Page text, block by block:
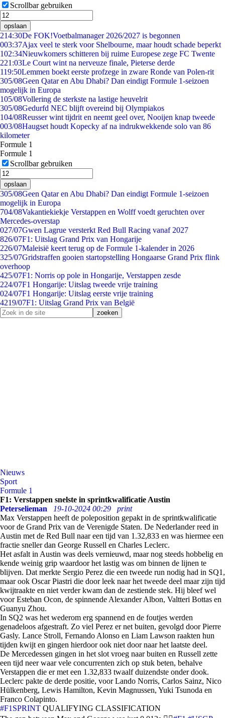
Scrollbar gebruiken
opslaan
214:30De FOK!Voetbalmanager 2026/2027 is begonnen
003:37Ajax veel te sterk voor Shelbourne, maar houdt schade beperkt
102:34Nieuwkomers schitteren bij ruime Europese zege FC Twente
221:03Le Court wint na nerveuze finale, Pieterse derde
119:50Lemmen boekt eerste profzege in zware Ronde van Polen-rit
305/08Geen Qatar en Abu Dhabi? Dan eindigt Formule 1-seizoen
mogelijk in Europa
105/08Vollering de sterkste na lastige heuvelrit
305/08Gedurfd NEC blijft overeind bij Olympiakos
104/08Reusser wint tijdrit en neemt geel over, Nooijen knap tweede
003/08Haugset houdt Kopecky af na indrukwekkende solo van 86
kilometer
Formule 1
Formule 1
Scrollbar gebruiken
opslaan
305/08Geen Qatar en Abu Dhabi? Dan eindigt Formule 1-seizoen
mogelijk in Europa
704/08Vakantiekiekje Verstappen en Wolff voedt geruchten over
Mercedes-overstap
027/07Gwen Lagrue versterkt Red Bull Racing vanaf 2027
826/07F1: Uitslag Grand Prix van Hongarije
226/07Maleisië keert terug op de Formule 1-kalender in 2026
325/07Gridstraffen gooien startopstelling Hongaarse Grand Prix flink
overhoop
425/07F1: Norris op pole in Hongarije, Verstappen zesde
224/07F1 Hongarije: Uitslag tweede vrije training
024/07F1 Hongarije: Uitslag eerste vrije training
4219/07F1: Uitslag Grand Prix van België
Nieuws
Sport
Formule 1
F1: Verstappen snelste in sprintkwalificatie Austin
Peterselieman
19-10-2024 00:29
print
Max Verstappen heeft de poleposition gepakt in de sprintkwalificatie
voor de Grand Prix van de Verenigde Staten. De Nederlander reed in
Austin met de Red Bull naar een tijd van 1.32,833 en was hiermee een
fractie sneller dan George Russell en Charles Leclerc.
Het asfalt in Austin was deels vernieuwd, maar nog steeds hobbelig en
kende weinig grip waardoor het lastig was om binnen de lijnen te
blijven. Dat merkte Sergio Perez die een tweede run nodig had in SQ1,
maar ook Oscar Piastri die door leek naar het tweede deel maar zijn tijd
kwijtraakte en niet verder kwam dan de zestiende stek. Hij bleef wel
voor Esteban Ocon, de spinnende Alexander Albon, Valtteri Bottas en
Guanyu Zhou.
In SQ2 was het wederom erg spannend en de foutjes werden
genadeloos afgestraft. Zo viel Perez er net buiten, gevolgd door Pierre
Gasly. Lance Stroll, Fernando Alonso en Liam Lawson raakten hun
tijden kwijt en gingen hierdoor ook niet door naar het laatste deel.
De Mercedessen gingen in het slot vroeg naar buiten en Russell zette
een tijd neer waar vele concurrenten zich op stuk beten, behalve
Verstappen die er met een 1.32,833 twaalf duizendste onder dook.
Leclerc pakte de derde positie, voor Lando Norris, Carlos Sainz, Nico
Hülkenberg, Lewis Hamilton, Kevin Magnussen, Yuki Tsunoda en
Franco Colapinto.
#F1SPRINT QUALIFYING CLASSIFICATION